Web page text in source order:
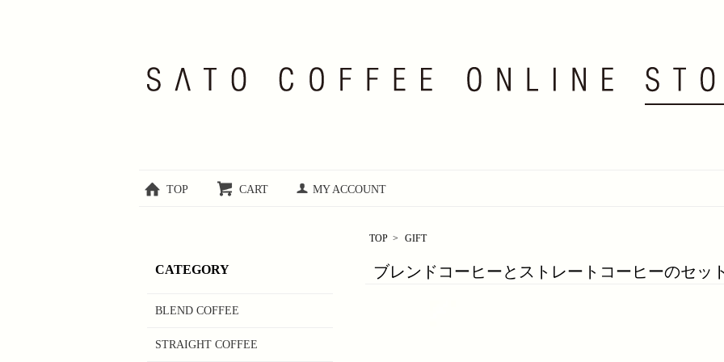
TOP CART MY ACCOUNT
TOP > GIFT
ブレンドコーヒーとストレートコーヒーのセッ
CATEGORY
BLEND COFFEE
STRAIGHT COFFEE